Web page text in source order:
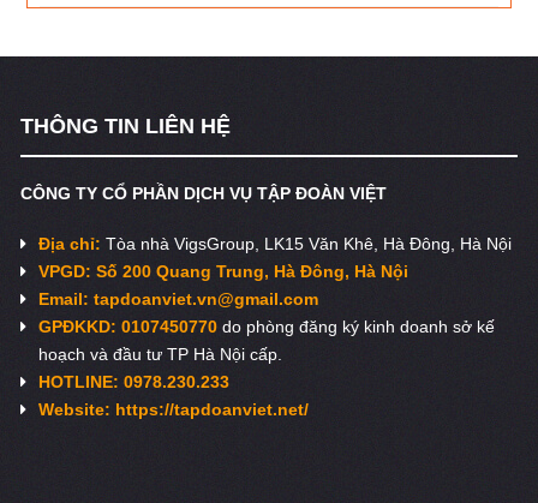
THÔNG TIN LIÊN HỆ
CÔNG TY CỔ PHẦN DỊCH VỤ TẬP ĐOÀN VIỆT
Địa chỉ:Tòa nhà VigsGroup, LK15 Văn Khê, Hà Đông, Hà Nội
VPGD: Số 200 Quang Trung, Hà Đông, Hà Nội
Email:tapdoanviet.vn@gmail.com
GPĐKKD: 0107450770do phòng đăng ký kinh doanh sở kế
hoạch và đầu tư TP Hà Nội cấp.
HOTLINE: 0978.230.233
Website: https://tapdoanviet.net/